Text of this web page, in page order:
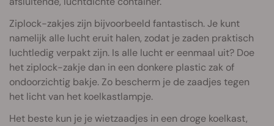
Ziplock-zakjes zijn bijvoorbeeld fantastisch. Je kunt
namelijk alle lucht eruit halen, zodat je zaden praktisch
luchtledig verpakt zijn. Is alle lucht er eenmaal uit? Doe
het ziplock-zakje dan in een donkere plastic zak of
ondoorzichtig bakje. Zo bescherm je de zaadjes tegen
het licht van het koelkastlampje.
Het beste kun je je wietzaadjes in een droge koelkast,